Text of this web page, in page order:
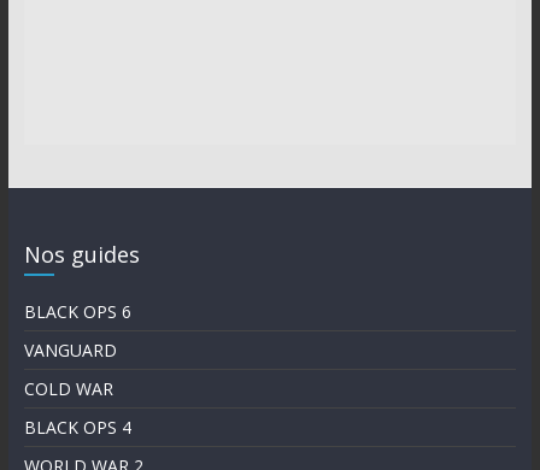
Nos guides
BLACK OPS 6
VANGUARD
COLD WAR
BLACK OPS 4